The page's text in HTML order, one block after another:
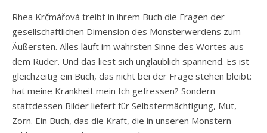
Rhea Krčmářová treibt in ihrem Buch die Fragen der
gesellschaftlichen Dimension des Monsterwerdens zum
Äußersten. Alles läuft im wahrsten Sinne des Wortes aus
dem Ruder. Und das liest sich unglaublich spannend. Es ist
gleichzeitig ein Buch, das nicht bei der Frage stehen bleibt:
hat meine Krankheit mein Ich gefressen? Sondern
stattdessen Bilder liefert für Selbstermächtigung, Mut,
Zorn. Ein Buch, das die Kraft, die in unseren Monstern